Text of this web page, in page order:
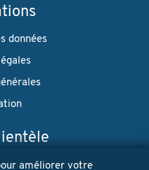
données
améliorer votre